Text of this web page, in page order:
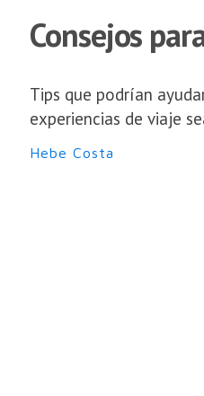
Consejos
Tips que podrían
experiencias de viaje
Hebe Costa